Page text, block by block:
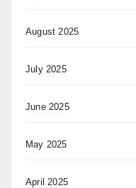
August 2025
July 2025
June 2025
May 2025
April 2025